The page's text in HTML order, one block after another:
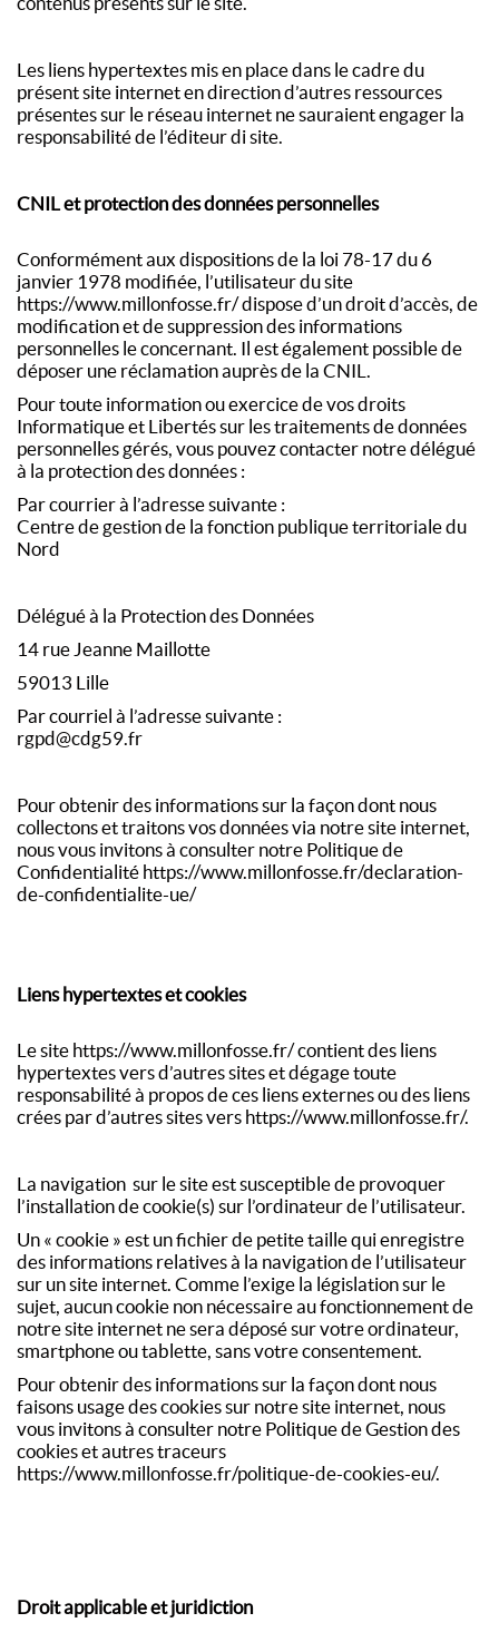
Les liens hypertextes mis en place dans le cadre du
présent site internet en direction d’autres ressources
présentes sur le réseau internet ne sauraient engager la
responsabilité de l’éditeur di site.
CNIL et protection des données personnelles
Conformément aux dispositions de la loi 78-17 du 6
janvier 1978 modifiée, l’utilisateur du site
https://www.millonfosse.fr/ dispose d’un droit d’accès, de
modification et de suppression des informations
personnelles le concernant. Il est également possible de
déposer une réclamation auprès de la CNIL.
Pour toute information ou exercice de vos droits
Informatique et Libertés sur les traitements de données
personnelles gérés, vous pouvez contacter notre délégué
à la protection des données :
Par courrier à l’adresse suivante :
Centre de gestion de la fonction publique territoriale du
Nord
Délégué à la Protection des Données
14 rue Jeanne Maillotte
59013 Lille
Par courriel à l’adresse suivante :
rgpd@cdg59.fr
Pour obtenir des informations sur la façon dont nous
collectons et traitons vos données via notre site internet,
nous vous invitons à consulter notre Politique de
Confidentialité https://www.millonfosse.fr/declaration-
de-confidentialite-ue/
Liens hypertextes et cookies
Le site https://www.millonfosse.fr/ contient des liens
hypertextes vers d’autres sites et dégage toute
responsabilité à propos de ces liens externes ou des liens
crées par d’autres sites vers https://www.millonfosse.fr/.
La navigation sur le site est susceptible de provoquer
l’installation de cookie(s) sur l’ordinateur de l’utilisateur.
Un « cookie » est un fichier de petite taille qui enregistre
des informations relatives à la navigation de l’utilisateur
sur un site internet. Comme l’exige la législation sur le
sujet, aucun cookie non nécessaire au fonctionnement de
notre site internet ne sera déposé sur votre ordinateur,
smartphone ou tablette, sans votre consentement.
Pour obtenir des informations sur la façon dont nous
faisons usage des cookies sur notre site internet, nous
vous invitons à consulter notre Politique de Gestion des
cookies et autres traceurs
https://www.millonfosse.fr/politique-de-cookies-eu/.
Droit applicable et juridiction